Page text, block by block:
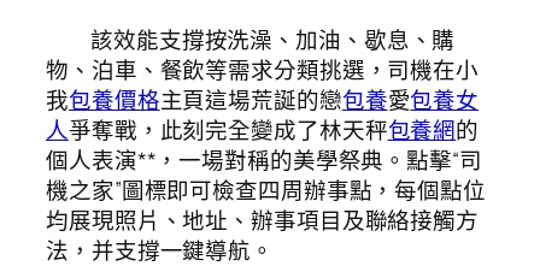
該效能支撐按洗澡、加油、歇息、購
物、泊車、餐飲等需求分類挑選，司機在小
我包養價格主頁這場荒誕的戀包養愛包養女
人爭奪戰，此刻完全變成了林天秤包養網的
個人表演**，一場對稱的美學祭典。點擊“司
機之家”圖標即可檢查四周辦事點，每個點位
均展現照片、地址、辦事項目及聯絡接觸方
法，并支撐一鍵導航。